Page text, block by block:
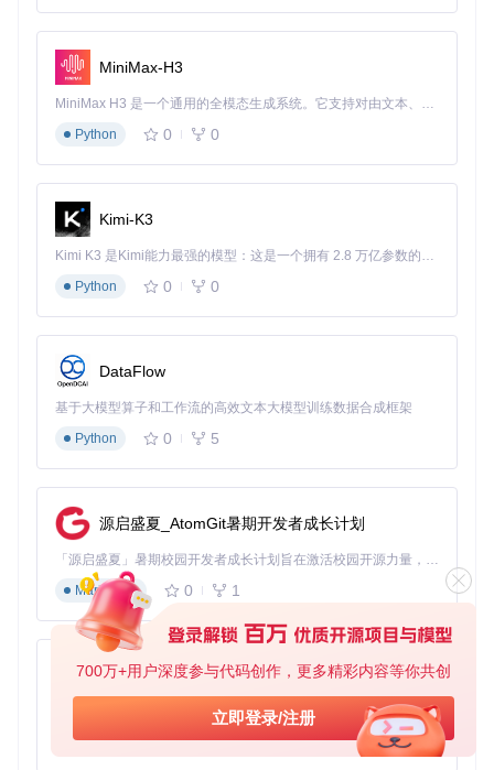
700万+用户深度参与代码创作，更多精彩内容等你共创
立即登录/注册
MiniMax-H3
MiniMax H3 是一个通用的全模态生成系统。它支持对由文本、图像、视频和音频组成的多模态上下文进行统一理解，并能生成分辨率高达 2K、时长可达 15 秒的带原生立体声音频的视频。得益于面向任务泛化的系统设计，H3 在预训练阶段就已具备广泛的多模态上下文理解与生成能力，能够出色地执行复杂的多模态指令。
Python
0 0
Kimi-K3
Kimi K3 是Kimi能力最强的模型：这是一个拥有 2.8 万亿参数的混合专家（MoE）模型，具备原生视觉理解能力，并支持 100 万 token 的上下文窗口。
Python
0 0
DataFlow
基于大模型算子和工作流的高效文本大模型训练数据合成框架
Python
0 5
源启盛夏_AtomGit暑期开发者成长计划
「源启盛夏」暑期校园开发者成长计划旨在激活校园开源力量，通过积分激励、认证扶持、资源倾斜等形式，引导高校组织和开发者完成「入驻 — 建项目 — 做贡献 — 获认证 — 得资源」的完整闭环。无论你是想带领社团入驻平台的组织者，还是希望用代码贡献证明自己的开发者，都能在这里找到属于你的成长路径。
Markdown
0 1
py-xiaozhi
基于Python的Xiaozhi AI，适用于想要完整Xiaozhi体验而无需拥有专用硬件的用户。
Python
0 1